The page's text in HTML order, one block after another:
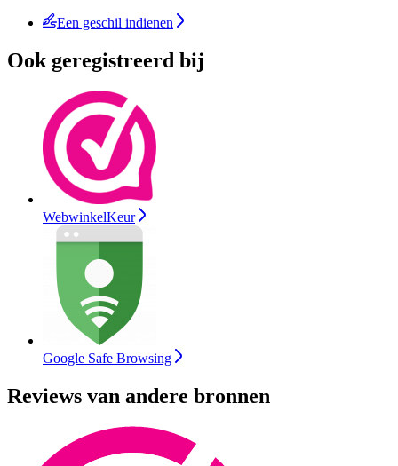
Een geschil indienen
Ook geregistreerd bij
WebwinkelKeur
Google Safe Browsing
Reviews van andere bronnen